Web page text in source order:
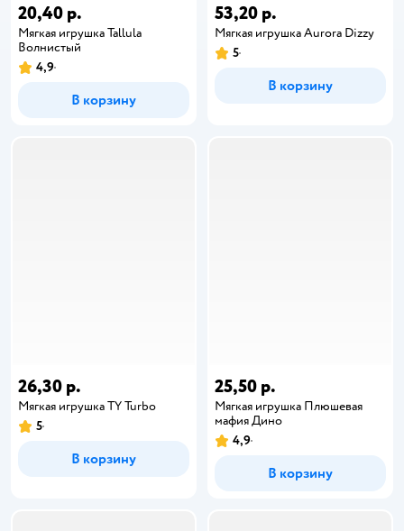
20,40 р.
Мягкая игрушка Tallula
Волнистый
4,9
В корзину
53,20 р.
Мягкая игрушка Aurora Dizzy
5
В корзину
26,30 р.
Мягкая игрушка TY Turbo
5
В корзину
25,50 р.
Мягкая игрушка Плюшевая
мафия Дино
4,9
В корзину